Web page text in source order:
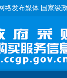
络发布媒体 国家级